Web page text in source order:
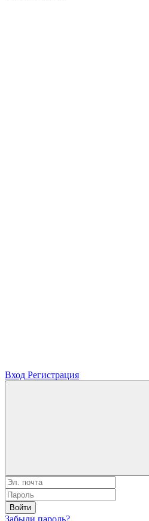
Вход Регистрация
Войти
Забыли пароль?